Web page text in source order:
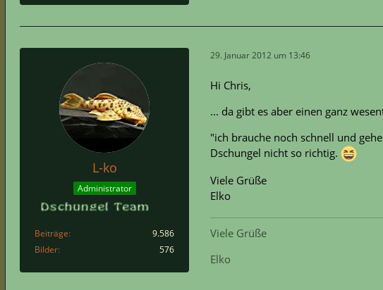
L-ko
Administrator
Beiträge
9.586
Bilder
576
29. Januar 2012 um 13:46
Hi Chris,
... da gibt es aber einen ganz
"ich brauche noch schnell und
Dschungel nicht so richtig.
Viele Grüße
Elko
Viele Grüße
Elko